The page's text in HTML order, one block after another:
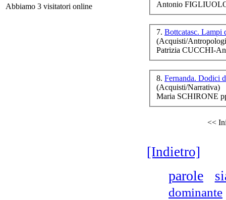
Il
Abbiamo 3 visitatori online
Antonio
7. Bottcatasc. Lampi
(Acquisti/
Patrizia CUCCHI-
8. Fernanda. Dodici
(Acquisti/Narrativa)
Maria SCHIRONE
<<
[Indietro]
parole
dominante